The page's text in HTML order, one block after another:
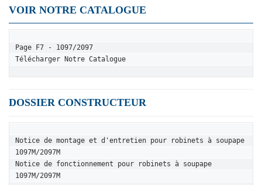
VOIR NOTRE CATALOGUE
Page F7 - 1097/2097
Télécharger Notre Catalogue
DOSSIER CONSTRUCTEUR
Notice de montage et d'entretien pour robinets à soupape
1097M/2097M
Notice de fonctionnement pour robinets à soupape
1097M/2097M